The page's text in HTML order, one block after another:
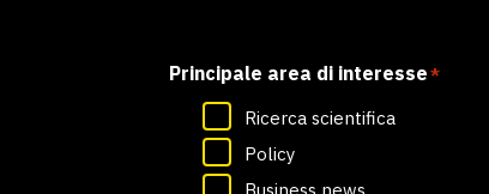
Principale area di interesse*
Ricerca scientifica
Policy
Business news